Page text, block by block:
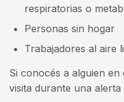
respiratorias o
Personas sin hogar
Trabajadores al aire
Si conocés a alguien
visita durante una